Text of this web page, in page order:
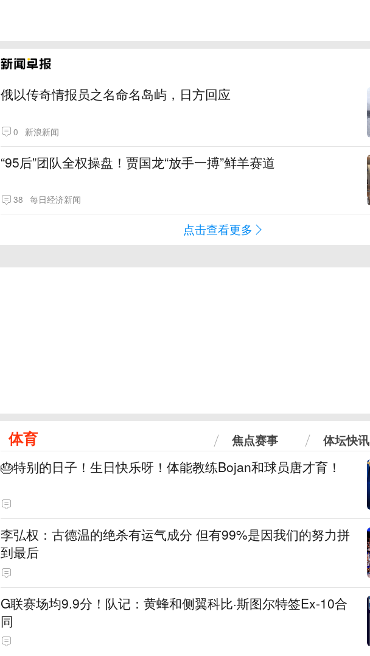
俄以传奇情报员之名命名岛屿，日方回应
0 新浪新闻
“95后”团队全权操盘！贾国龙“放手一搏”鲜羊赛道
38 每日经济新闻
点击查看更多
体育 焦点赛事 体坛快讯
🎂特别的日子！生日快乐呀！体能教练Bojan和球员唐才育！
李弘权：古德温的绝杀有运气成分 但有99%是因我们的努力拼
到最后
G联赛场均9.9分！队记：黄蜂和侧翼科比·斯图尔特签Ex‑10合
同